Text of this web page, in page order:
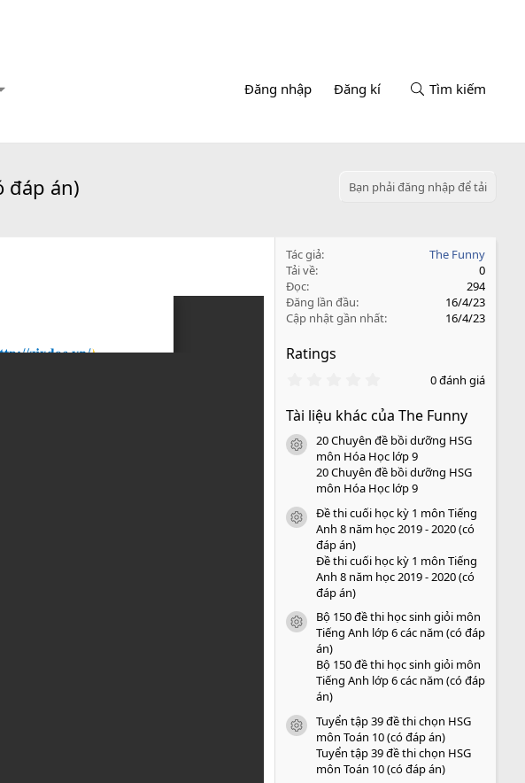
Đăng nhập Đăng kí Tìm kiếm
đáp án)
Bạn phải đăng nhập để tải
Tác giả
The Funny
Tải về
0
Đọc
294
Đăng lần đầu
16/4/23
Cập nhật gần nhất
16/4/23
Ratings
0
0
s
a
o
0 đánh giá
Tài liệu khác của The Funny
icon tài liệu
20 Chuyên đề bồi dưỡng HSG
môn Hóa Học lớp 9
20 Chuyên đề bồi dưỡng HSG
môn Hóa Học lớp 9
icon tài liệu
Đề thi cuối học kỳ 1 môn Tiếng
Anh 8 năm học 2019 - 2020 (có
đáp án)
Đề thi cuối học kỳ 1 môn Tiếng
Anh 8 năm học 2019 - 2020 (có
đáp án)
icon tài liệu
Bộ 150 đề thi học sinh giỏi môn
Tiếng Anh lớp 6 các năm (có đáp
án)
Bộ 150 đề thi học sinh giỏi môn
Tiếng Anh lớp 6 các năm (có đáp
án)
icon tài liệu
Tuyển tập 39 đề thi chọn HSG
môn Toán 10 (có đáp án)
Tuyển tập 39 đề thi chọn HSG
môn Toán 10 (có đáp án)